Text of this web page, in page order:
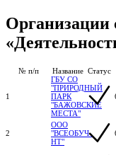
№ п/п Название Статус
1
ГБУ СО
"ПРИРОДНЫЙ
ПАРК
"БАЖОВСКИЕ
МЕСТА"
2
ООО
"ВСЕОБУЧ-
НТ"